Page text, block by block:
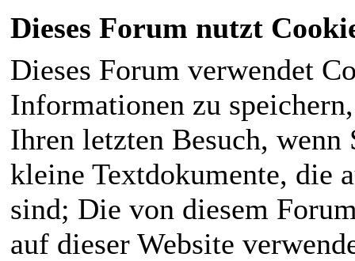
Dieses Forum nutzt
Dieses Forum verwendet
Informationen zu
Ihren letzten Besuch,
kleine Textdokumente, die
sind; Die von diesem
auf dieser Website